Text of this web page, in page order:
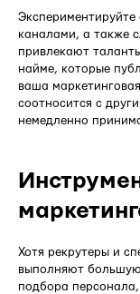
каналами, а также
привлекают
найме, которые
ваша
соотносится с
немедленно
Хотя рекрутеры и
выполняют
подбора